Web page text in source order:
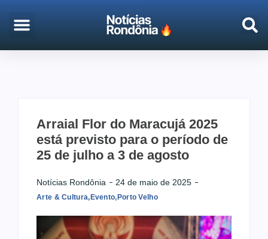
Arraial Flor do Maracujá 2025
está previsto para o período de
25 de julho a 3 de agosto
Notícias Rondônia 24 de maio de 2025
Arte & Cultura,Evento,Porto Velho